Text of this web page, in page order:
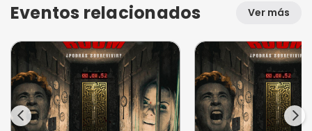
Eventos relacionados Ver más